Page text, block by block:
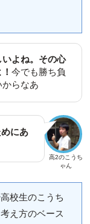
よね。その心
！今でも勝ち負
らなあ
高2のこうち
ゃん
にあ
校生のこうち
え方のベース